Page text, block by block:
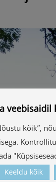
veebisaidil
kõik”,
Keeldu kõik